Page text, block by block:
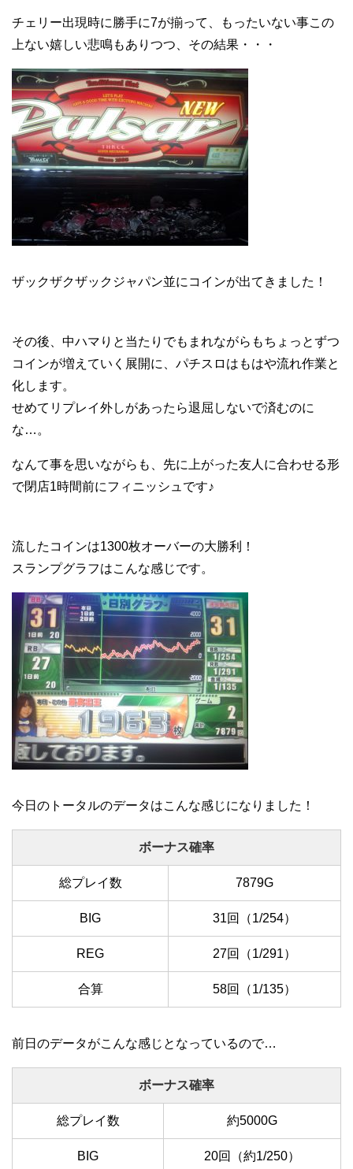
チェリー出現時に勝手に7が揃って、もったいない事この
上ない嬉しい悲鳴もありつつ、その結果・・・
ザックザクザックジャパン並にコインが出てきました！
その後、中ハマりと当たりでもまれながらもちょっとずつ
コインが増えていく展開に、パチスロはもはや流れ作業と
化します。
せめてリプレイ外しがあったら退屈しないで済むのに
な…。
なんて事を思いながらも、先に上がった友人に合わせる形
で閉店1時間前にフィニッシュです♪
流したコインは1300枚オーバーの大勝利！
スランプグラフはこんな感じです。
今日のトータルのデータはこんな感じになりました！
ボーナス確率
総プレイ数 7879G
BIG 31回（1/254）
REG 27回（1/291）
合算 58回（1/135）
前日のデータがこんな感じとなっているので…
ボーナス確率
総プレイ数 約5000G
BIG 20回（約1/250）